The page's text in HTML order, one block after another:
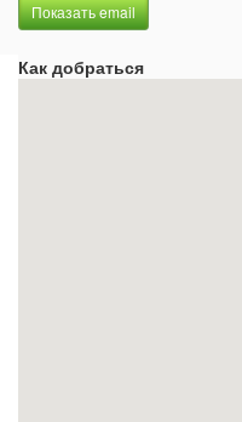
Показать email
Как добраться